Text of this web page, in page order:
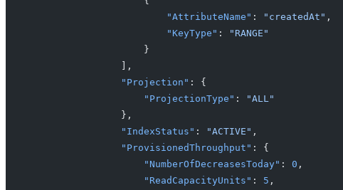
                        "AttributeName"
: "createdAt" ,
                        "KeyType"
:
"RANGE"
                    }
                ],
                "Projection"
: {
                    "ProjectionType"
:
"ALL"
                },
                "IndexStatus"
: "ACTIVE" ,
                "ProvisionedThroughput"
: {
                    "NumberOfDecreasesToday"
: 0 ,
                    "ReadCapacityUnits"
: 5 ,